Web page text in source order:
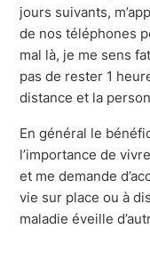
jours suivants,
de nos téléphones
mal là, je me sens
pas de rester 1
distance et la
En général le
l’importance de
et me demande
vie sur place ou à
maladie éveille